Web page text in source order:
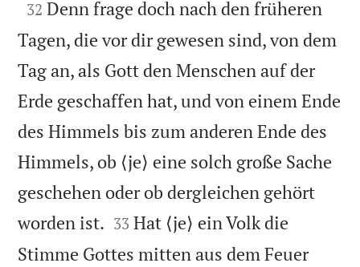

32 Denn frage doch nach den früheren
Tagen, die vor dir gewesen sind, von dem
Tag an, als Gott den Menschen auf der
Erde geschaffen hat, und von einem Ende
des Himmels bis zum anderen Ende des
Himmels, ob ⟨je⟩ eine solch große Sache
geschehen oder ob dergleichen gehört
worden ist. 

33 Hat ⟨je⟩ ein Volk die
Stimme Gottes mitten aus dem Feuer